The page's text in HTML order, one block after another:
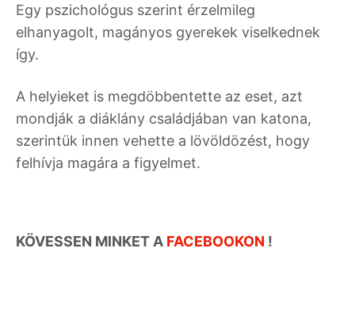
Egy pszichológus szerint érzelmileg
elhanyagolt, magányos gyerekek viselkednek
így.
A helyieket is megdöbbentette az eset, azt
mondják a diáklány családjában van katona,
szerintük innen vehette a lövöldözést, hogy
felhívja magára a figyelmet.
KÖVESSEN MINKET A FACEBOOKON !